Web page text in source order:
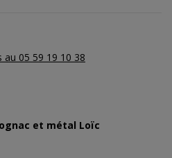
au 05 59 19 10 38
et métal Loïc